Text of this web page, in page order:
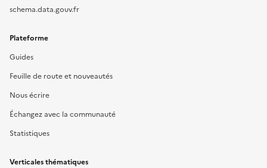
schema.data.gouv.fr
Plateforme
Guides
Feuille de route et nouveautés
Nous écrire
Échangez avec la communauté
Statistiques
Verticales thématiques